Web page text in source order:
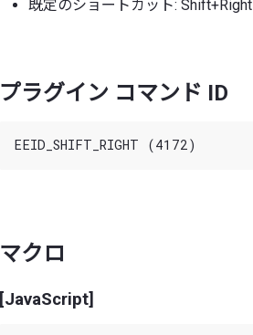
既定のショートカット: Shift+Right
プラグイン コマンド ID
マクロ
[JavaScript]